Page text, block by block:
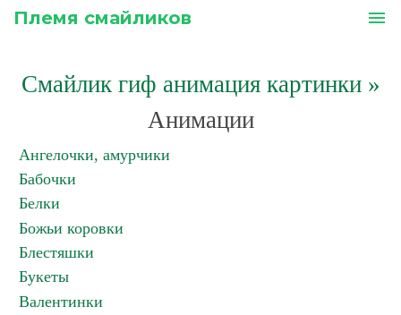
Племя смайликов menu
Смайлик гиф анимация картинки»
Анимации
Ангелочки, амурчики
Бабочки
Белки
Божьи коровки
Блестяшки
Букеты
Валентинки